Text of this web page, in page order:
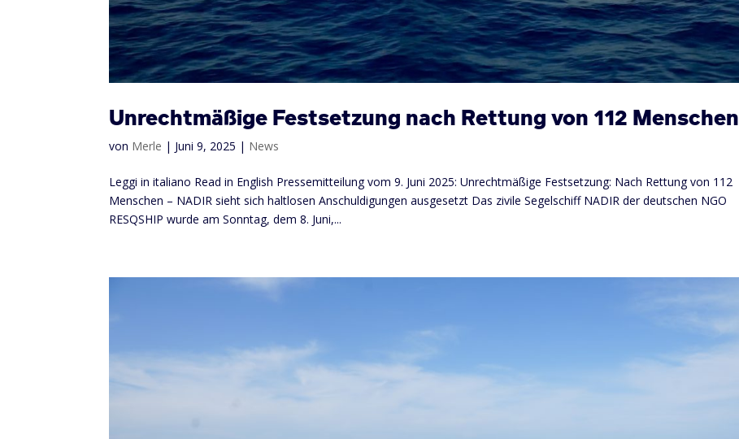
Unrechtmäßige Festsetzung nach Rettung von 112 Menschen
von Merle | Juni 9, 2025 | News
Leggi in italiano Read in English Pressemitteilung vom 9. Juni 2025: Unrechtmäßige Festsetzung: Nach Rettung von 112
Menschen – NADIR sieht sich haltlosen Anschuldigungen ausgesetzt Das zivile Segelschiff NADIR der deutschen NGO
RESQSHIP wurde am Sonntag, dem 8. Juni,...